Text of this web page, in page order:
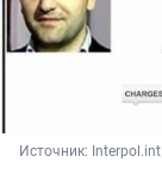
Источник: Interpol.int